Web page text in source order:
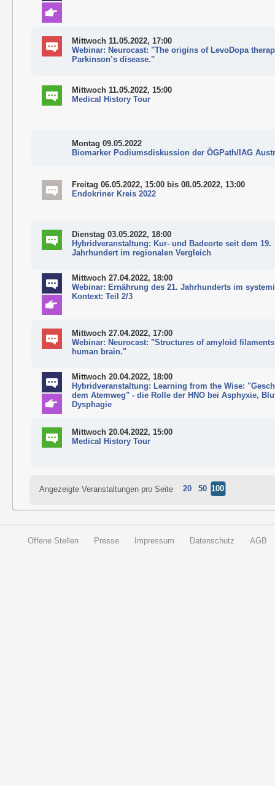
Mittwoch 11.05.2022, 17:00
Webinar: Neurocast: "The origins of LevoDopa
Parkinson’s disease."
Mittwoch 11.05.2022, 15:00
Medical History Tour
Montag 09.05.2022
Biomarker Podiumsdiskussion der ÖGPath/IAG
Freitag 06.05.2022, 15:00 bis 08.05.2022, 13:00
Endokriner Kreis 2022
Dienstag 03.05.2022, 18:00
Hybridveranstaltung: Kur- und Badeorte seit dem 19.
Jahrhundert im regionalen Vergleich
Mittwoch 27.04.2022, 18:00
Webinar: Ernährung des 21. Jahrhunderts im
Kontext: Teil 2/3
Mittwoch 27.04.2022, 17:00
Webinar: Neurocast: "Structures of amyloid
human brain."
Mittwoch 20.04.2022, 18:00
Hybridveranstaltung: Learning from the Wise:
dem Atemweg" - die Rolle der HNO bei Asphyxie,
Dysphagie
Mittwoch 20.04.2022, 15:00
Medical History Tour
Angezeigte Veranstaltungen pro Seite 20 50 100
Offene Stellen Presse Impressum Datenschutz AGB